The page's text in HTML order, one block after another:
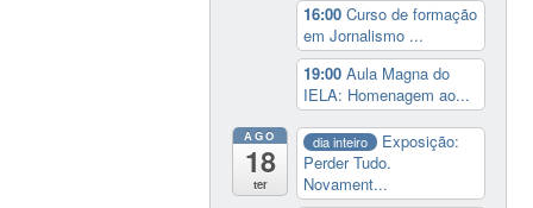
16:00Curso de formação
em Jornalismo ...
19:00Aula Magna do
IELA: Homenagem ao...
AGO
18
ter
dia inteiro
Exposição:
Perder Tudo.
Novament...